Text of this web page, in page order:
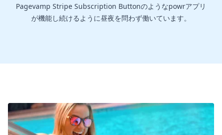
Pagevamp Stripe Subscription Buttonのようなpowrアプリ
が機能し続けるように昼夜を問わず働いています。